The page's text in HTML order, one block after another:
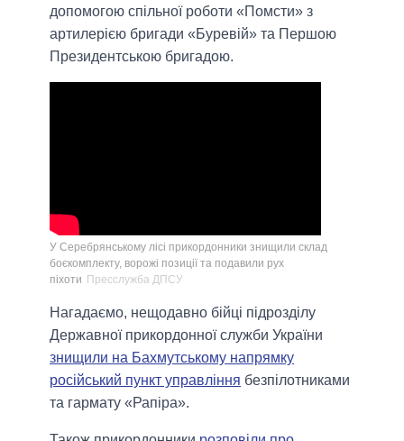
допомогою спільної роботи «Помсти» з
артилерією бригади «Буревій» та Першою
Президентською бригадою.
У Серебрянському лісі прикордонники знищили склад
боєкомплекту, ворожі позиції та подавили рух
піхоти Пресслужба ДПСУ
Нагадаємо, нещодавно бійці підрозділу
Державної прикордонної служби України
знищили на Бахмутському напрямку
російський пункт управління безпілотниками
та гармату «Рапіра».